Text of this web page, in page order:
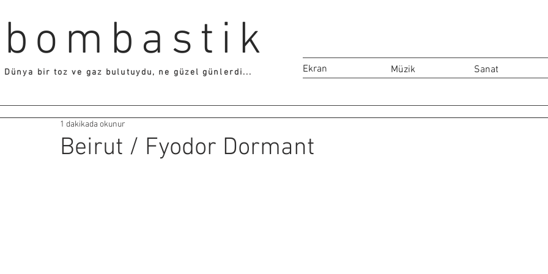
bombastik
Dünya bir toz ve gaz bulutuydu, ne güzel günlerdi... Ekran Müzik Sanat
Beirut / Fyodor Dormant
1 dakikada okunur